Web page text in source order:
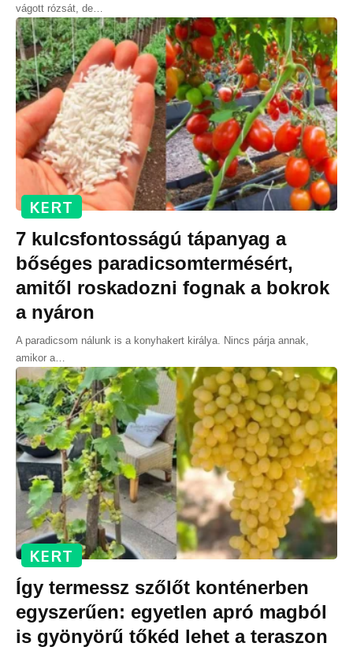
vágott rózsát, de
KERT
7 kulcsfontosságú tápanyag a
bőséges paradicsomtermésért,
amitől roskadozni fognak a bokrok
a nyáron
A paradicsom nálunk is a konyhakert királya. Nincs párja annak,
amikor a
KERT
Így termessz szőlőt konténerben
egyszerűen: egyetlen apró magból
is gyönyörű tőkéd lehet a teraszon